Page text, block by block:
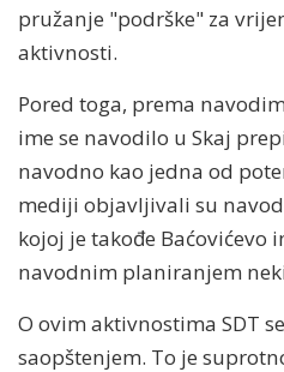
pružanje "podrške" za
aktivnosti.
Pored toga, prema
ime se navodilo u Skaj
navodno kao jedna od
mediji objavljivali su
kojoj je takođe Baćovićevo
navodnim planiranjem
O ovim aktivnostima SDT
saopštenjem. To je